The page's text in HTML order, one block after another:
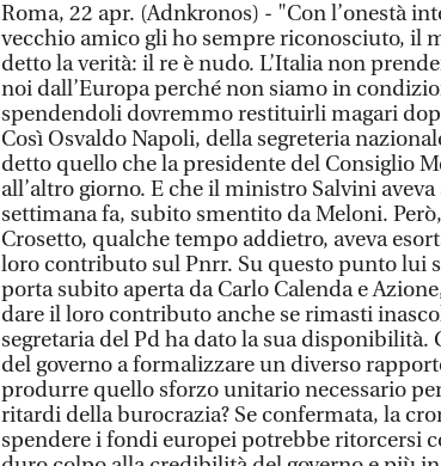
Roma, 22 apr. (Adnkronos) - "Con l’onestà
vecchio amico gli ho sempre riconosciuto, il
detto la verità: il re è nudo. L’Italia non
noi dall’Europa perché non siamo in
spendendoli dovremmo restituirli magari
Così Osvaldo Napoli, della segreteria
detto quello che la presidente del Consiglio
all’altro giorno. E che il ministro Salvini
settimana fa, subito smentito da Meloni.
Crosetto, qualche tempo addietro, aveva
loro contributo sul Pnrr. Su questo punto lui
porta subito aperta da Carlo Calenda e
dare il loro contributo anche se rimasti
segretaria del Pd ha dato la sua disponibilità.
del governo a formalizzare un diverso
produrre quello sforzo unitario necessario
ritardi della burocrazia? Se confermata, la
spendere i fondi europei potrebbe ritorcersi